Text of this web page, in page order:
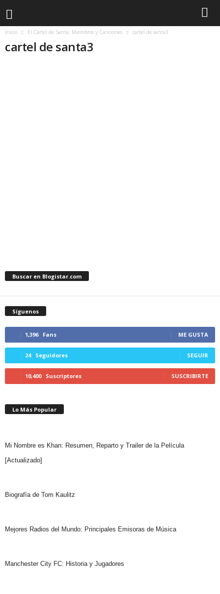
Inicio El Cartel de Santa: Miembros y Canciones cartel de santa3
cartel de santa3
Buscar en Blogistar.com
Síguenos
1,396 Fans ME GUSTA
24 Seguidores SEGUIR
10,400 Suscriptores SUSCRIBIRTE
Lo Más Popular
Mi Nombre es Khan: Resumen, Reparto y Trailer de la Película
[Actualizado]
Biografía de Tom Kaulitz
Mejores Radios del Mundo: Principales Emisoras de Música
Manchester City FC: Historia y Jugadores